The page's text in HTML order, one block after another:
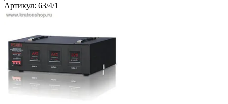
Артикул: 63/4/1